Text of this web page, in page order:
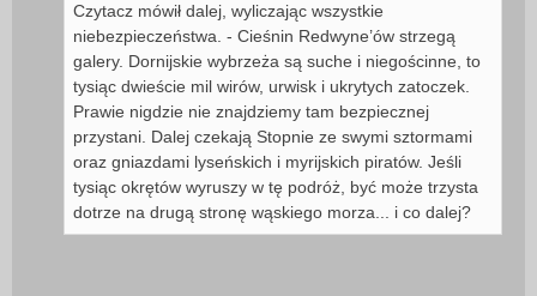
Czytacz mówił dalej, wyliczając wszystkie
niebezpieczeństwa. - Cieśnin Redwyne’ów strzegą
galery. Dornijskie wybrzeża są suche i niegościnne, to
tysiąc dwieście mil wirów, urwisk i ukrytych zatoczek.
Prawie nigdzie nie znajdziemy tam bezpiecznej
przystani. Dalej czekają Stopnie ze swymi sztormami
oraz gniazdami lyseńskich i myrijskich piratów. Jeśli
tysiąc okrętów wyruszy w tę podróż, być może trzysta
dotrze na drugą stronę wąskiego morza... i co dalej?